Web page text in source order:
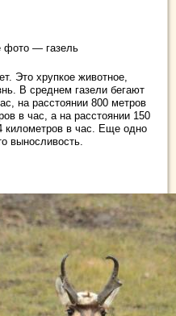
фото — газель
Это хрупкое животное,
В среднем газели бегают
на расстоянии 800 метров
в час, а на расстоянии 150
километров в час. Еще одно
выносливость.